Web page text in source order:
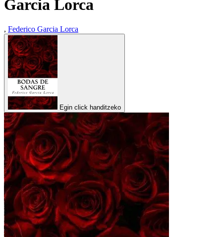
Garcia Lorca
, Federico Garcia Lorca
Egin click handitzeko